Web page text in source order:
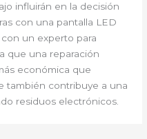
influirán en la decisión
con una pantalla LED
un experto para
que una reparación
económica que
también contribuye a una
residuos electrónicos.